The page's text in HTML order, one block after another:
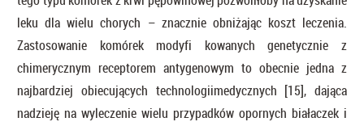
leku dla wielu chorych – znacznie obniżając koszt leczenia.
Zastosowanie komórek modyfi kowanych genetycznie z
chimerycznym receptorem antygenowym to obecnie jedna z
najbardziej obiecujących technologiimedycznych [15], dająca
nadzieję na wyleczenie wielu przypadków opornych białaczek i